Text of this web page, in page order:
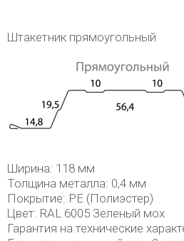
Штакетник прямоугольный
Ширина: 118 мм
Толщина металла: 0,4 мм
Покрытие: PE (Полиэстер)
Цвет: RAL 6005 Зеленый мох
Гарантия на технические